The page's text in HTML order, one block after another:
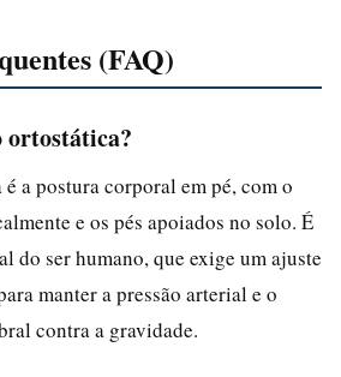
(FAQ)
ortostática?
a postura corporal em pé, com o
e os pés apoiados no solo. É
do ser humano, que exige um ajuste
manter a pressão arterial e o
contra a gravidade.